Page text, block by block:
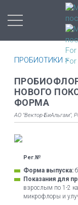
ПРОБИОТИКИ >
НОВОГО
ФОРМА
АО "Вектор-БиАльгам",
Рег.№
Форма выпуска:
Показания для
взрослым по 1-2
микрофлоры и